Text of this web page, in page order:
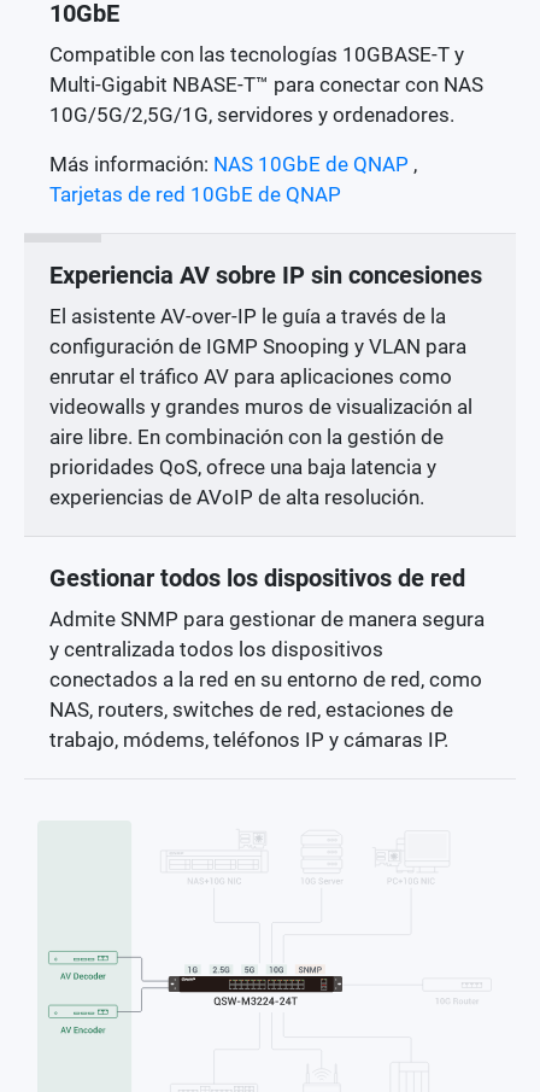
10GbE
Compatible con las tecnologías 10GBASE-T y
Multi-Gigabit NBASE-T™ para conectar con NAS
10G/5G/2,5G/1G, servidores y ordenadores.
Más información: NAS 10GbE de QNAP ,
Tarjetas de red 10GbE de QNAP
Experiencia AV sobre IP sin concesiones
El asistente AV-over-IP le guía a través de la
configuración de IGMP Snooping y VLAN para
enrutar el tráfico AV para aplicaciones como
videowalls y grandes muros de visualización al
aire libre. En combinación con la gestión de
prioridades QoS, ofrece una baja latencia y
experiencias de AVoIP de alta resolución.
Gestionar todos los dispositivos de red
Admite SNMP para gestionar de manera segura
y centralizada todos los dispositivos
conectados a la red en su entorno de red, como
NAS, routers, switches de red, estaciones de
trabajo, módems, teléfonos IP y cámaras IP.